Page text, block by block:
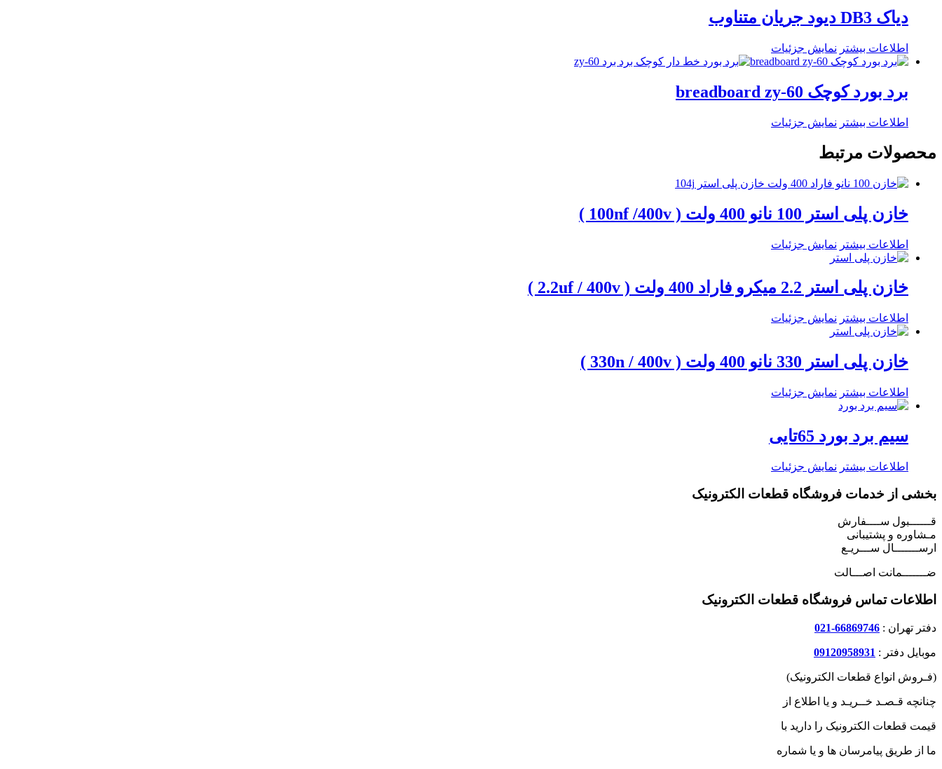
دیاک DB3 دیود جریان متناوب
اطلاعات بیشتر نمایش جزئیات
برد بورد کوچک breadboard zy-60
اطلاعات بیشتر نمایش جزئیات
محصولات مرتبط
خازن پلی استر 100 نانو 400 ولت ( 100nf /400v )
اطلاعات بیشتر نمایش جزئیات
خازن پلی استر 2.2 میکرو فاراد 400 ولت ( 2.2uf / 400v )
اطلاعات بیشتر نمایش جزئیات
خازن پلی استر 330 نانو 400 ولت ( 330n / 400v )
اطلاعات بیشتر نمایش جزئیات
سیم برد بورد 65تایی
اطلاعات بیشتر نمایش جزئیات
بخشی از خدمات فروشگاه قطعات الکترونیک
قــــــبول ســــفارش
مـشاوره و پشتیبانی
ارســـــــال ســـریـع
ضـــــــمانت اصـــالت
اطلاعات تماس فروشگاه قطعات الکترونیک
دفتر تهران : 66869746-021
موبایل دفتر : 09120958931
(فـروش انواع قطعات الکترونیک)
چنانچه قـصـد خــریـد و یا اطلاع از
قیمت قطعات الکترونیک را دارید با
ما از طریق پیامرسان ها و یا شماره